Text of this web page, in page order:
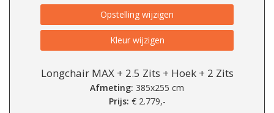
Opstelling wijzigen
Kleur wijzigen
Longchair MAX + 2.5 Zits + Hoek + 2 Zits
Afmeting: 385x255 cm
Prijs: € 2.779,-